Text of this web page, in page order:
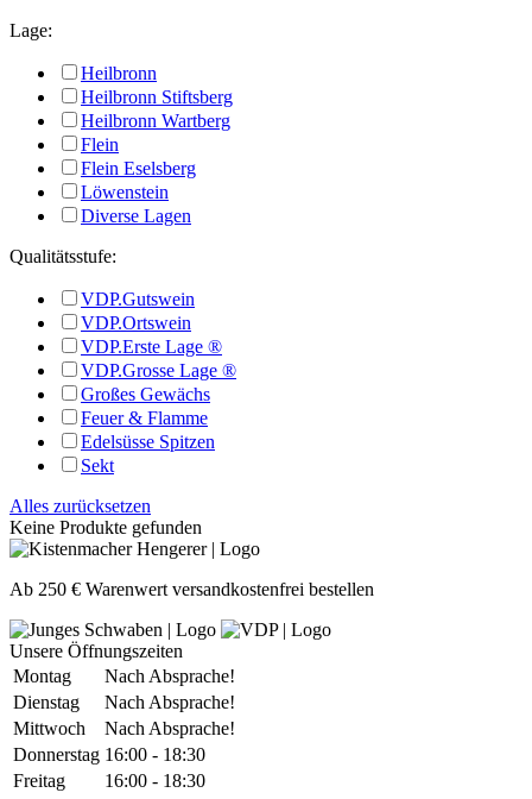
Lage:
Heilbronn
Heilbronn Stiftsberg
Heilbronn Wartberg
Flein
Flein Eselsberg
Löwenstein
Diverse Lagen
Qualitätsstufe:
VDP.Gutswein
VDP.Ortswein
VDP.Erste Lage ®
VDP.Grosse Lage ®
Großes Gewächs
Feuer & Flamme
Edelsüsse Spitzen
Sekt
Alles zurücksetzen
Keine Produkte gefunden
Ab 250 € Warenwert versandkostenfrei bestellen
Unsere Öffnungszeiten
Montag
Nach Absprache!
Dienstag
Nach Absprache!
Mittwoch
Nach Absprache!
Donnerstag 16:00 - 18:30
Freitag
16:00 - 18:30